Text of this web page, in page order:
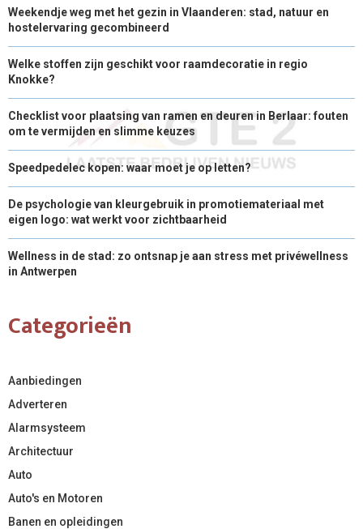
Weekendje weg met het gezin in Vlaanderen: stad, natuur en
hostelervaring gecombineerd
Welke stoffen zijn geschikt voor raamdecoratie in regio
Knokke?
Checklist voor plaatsing van ramen en deuren in Berlaar: fouten
om te vermijden en slimme keuzes
Speedpedelec kopen: waar moet je op letten?
De psychologie van kleurgebruik in promotiemateriaal met
eigen logo: wat werkt voor zichtbaarheid
Wellness in de stad: zo ontsnap je aan stress met privéwellness
in Antwerpen
Categorieën
Aanbiedingen
Adverteren
Alarmsysteem
Architectuur
Auto
Auto's en Motoren
Banen en opleidingen